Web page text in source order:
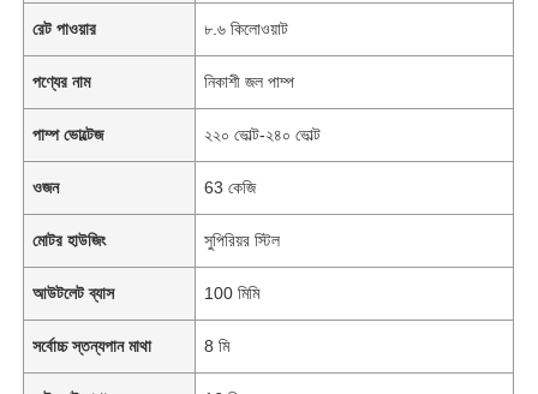
রেট পাওয়ার ৮.৬ কিলোওয়াট
পণ্যের নাম নিকাশী জল পাম্প
পাম্প ভোল্টেজ ২২০ ভোল্ট-২৪০ ভোল্ট
ওজন 63 কেজি
মোটর হাউজিং সুপিরিয়র স্টিল
আউটলেট ব্যাস 100 মিমি
সর্বোচ্চ স্তন্যপান মাথা 8 মি